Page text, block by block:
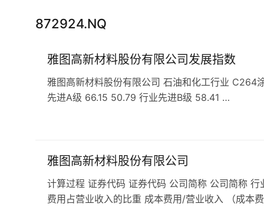
872924.NQ
雅图高新材料股份有限公司发展指数
雅图高新材料股份有限公司 石油和化工行业
先进A级 66.15 50.79 行业先进B级 58.41 …
雅图高新材料股份有限公司
计算过程 证券代码 证券代码 公司简称 公司简称
费用占营业收入的比重 成本费用/营业收入 （成本